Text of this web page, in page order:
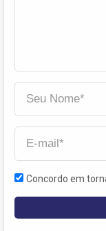
Concordo em